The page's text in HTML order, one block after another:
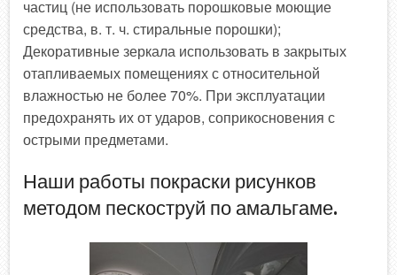
частиц (не использовать порошковые моющие
средства, в. т. ч. стиральные порошки);
Декоративные зеркала использовать в закрытых
отапливаемых помещениях с относительной
влажностью не более 70%. При эксплуатации
предохранять их от ударов, соприкосновения с
острыми предметами.
Наши работы покраски рисунков
методом пескоструй по амальгаме.